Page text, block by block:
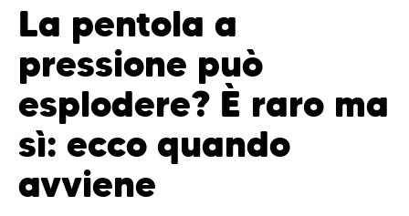
La pentola a
pressione può
esplodere? È raro ma
sì: ecco quando
avviene